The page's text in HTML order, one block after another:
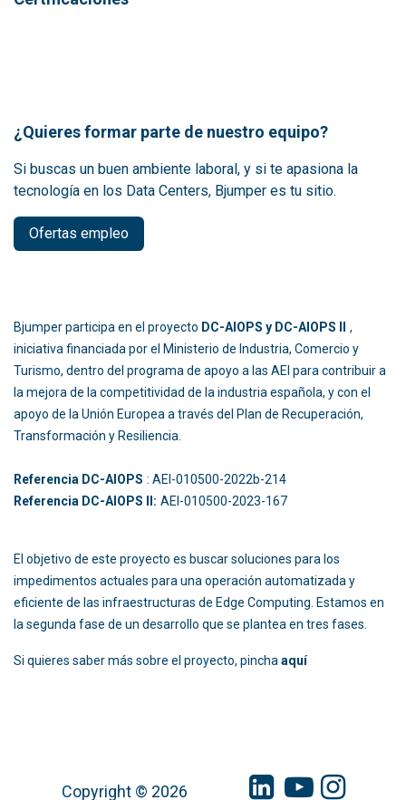
¿Quieres formar parte de nuestro equipo?
Si buscas un buen ambiente laboral, y si te apasiona la
tecnología en los Data Centers, Bjumper es tu sitio.
Ofertas empleo
Bjumper participa en el proyecto DC-AIOPS y DC-AIOPS II
,
iniciativa financiada por el Ministerio de Industria, Comercio y
Turismo, dentro del programa de apoyo a las AEI para contribuir a
la mejora de la competitividad de la industria española, y con el
apoyo de la Unión Europea a través del Plan de Recuperación,
Transformación y Resiliencia.
Referencia DC-AIOPS : AEI-010500-2022b-214
Referencia DC-AIOPS II: AEI-010500-2023-167
El objetivo de este proyecto es buscar soluciones para los
impedimentos actuales para una operación automatizada y
eficiente de las infraestructuras de Edge Computing. Estamos en
la segunda fase de un desarrollo que se plantea en tres fases.
Si quieres saber más sobre el proyecto, pinchaaquí
Copyright © 2026